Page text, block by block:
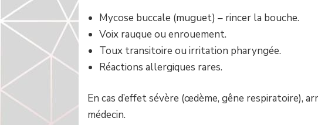
Mycose buccale (muguet) – rincer la bouche.
Voix rauque ou enrouement.
Toux transitoire ou irritation pharyngée.
Réactions allergiques rares.
En cas d’effet sévère (œdème, gêne
médecin.